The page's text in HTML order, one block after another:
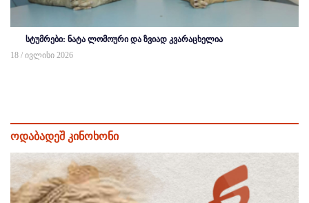
სტუმრები: ნატა ლომოური და ზვიად კვარაცხელია
18 / ივლისი 2026
ოდაბადეშ კინოხონი